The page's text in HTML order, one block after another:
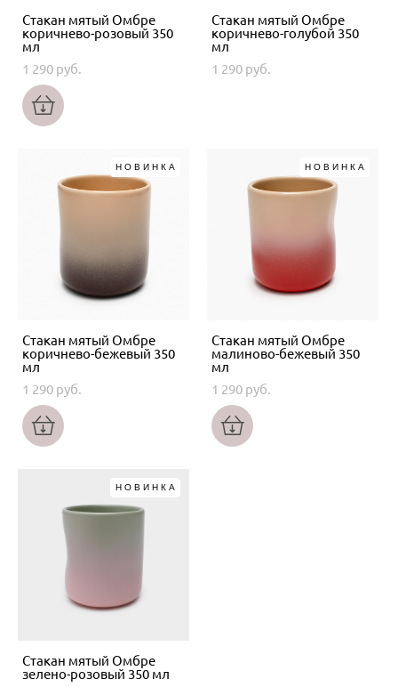
Стакан мятый Омбре
коричнево-розовый 350
мл
1 290 pуб.
Стакан мятый Омбре
коричнево-голубой 350
мл
1 290 pуб.
НОВИНКА
Стакан мятый Омбре
коричнево-бежевый 350
мл
1 290 pуб.
НОВИНКА
Стакан мятый Омбре
малиново-бежевый 350
мл
1 290 pуб.
НОВИНКА
Стакан мятый Омбре
зелено-розовый 350 мл